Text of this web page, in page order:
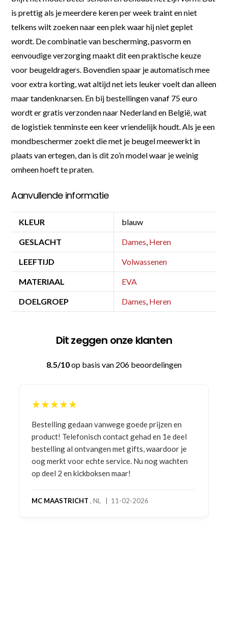
is prettig als je meerdere keren per week traint en niet
telkens wilt zoeken naar een plek waar hij niet geplet
wordt. De combinatie van bescherming, pasvorm en
eenvoudige verzorging maakt dit een praktische keuze
voor beugeldragers. Bovendien spaar je automatisch mee
voor extra korting, wat altijd net iets leuker voelt dan alleen
maar tandenknarsen. En bij bestellingen vanaf 75 euro
wordt er gratis verzonden naar Nederland en België, wat
de logistiek tenminste een keer vriendelijk houdt. Als je een
mondbeschermer zoekt die met je beugel meewerkt in
plaats van ertegen, dan is dit zo’n model waar je weinig
omheen hoeft te praten.
Aanvullende informatie
KLEUR blauw
GESLACHT Dames, Heren
LEEFTIJD Volwassenen
MATERIAAL EVA
DOELGROEP Dames, Heren
Dit zeggen onze klanten
8.5/10op basis van 206 beoordelingen
★★★★★
Bestelling gedaan vanwege goede prijzen en
product! Telefonisch contact gehad en 1e deel
bestelling al ontvangen met gifts, waardoor je
oog merkt voor echte service. Nu nog wachten
op deel 2 en kickboksen maar!
MC MAASTRICHT , NL | 11-02-2026